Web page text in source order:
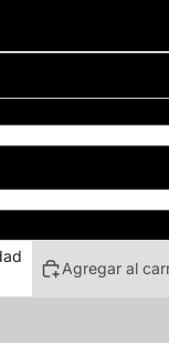
Agregar al